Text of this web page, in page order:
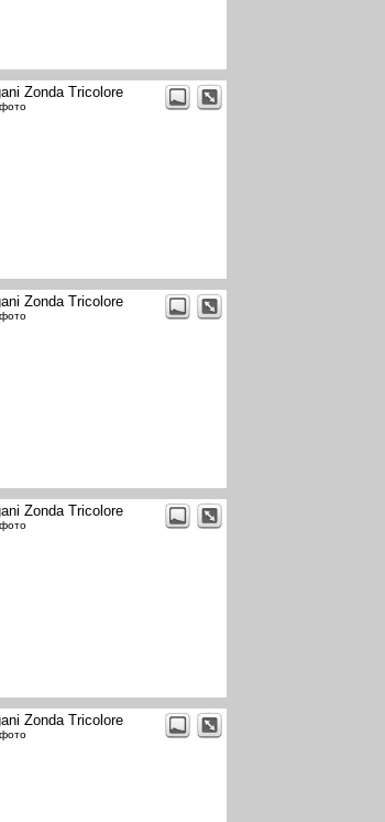
Zonda Tricolore
Zonda Tricolore
Zonda Tricolore
Zonda Tricolore